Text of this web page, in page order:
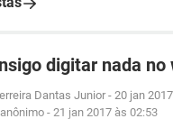
digitar nada no
Dantas Junior - 20 jan
- 21 jan 2017 às 02:53